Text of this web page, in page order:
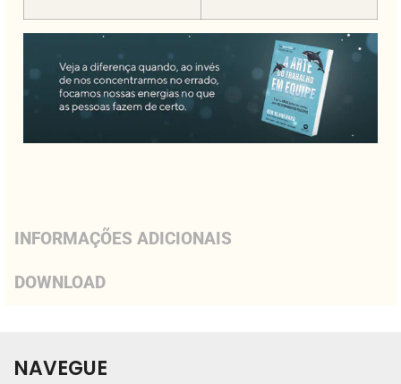
INFORMAÇÕES ADICIONAIS
DOWNLOAD
NAVEGUE